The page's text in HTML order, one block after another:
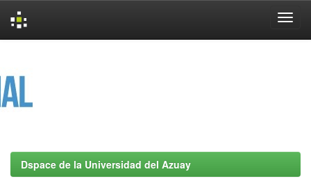
Dspace de la Universidad del Azuay